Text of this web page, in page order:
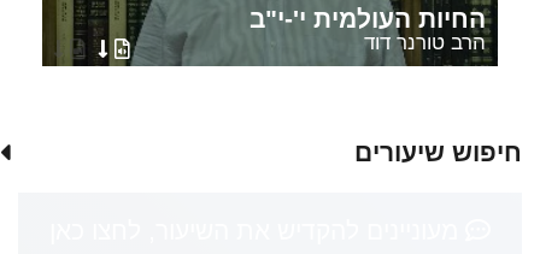
החיות העולמית י'-י"ב
הרב טורנר דוד
חיפוש שיעורים